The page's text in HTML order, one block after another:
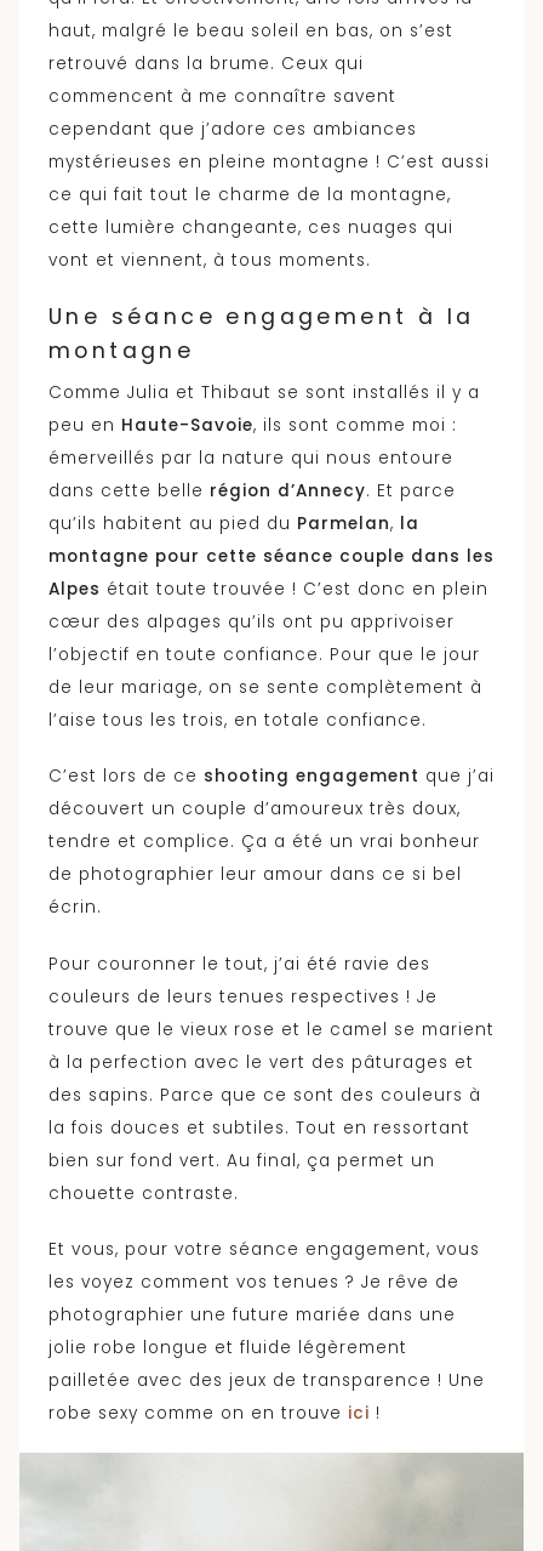
haut, malgré le beau soleil en bas, on s’est
retrouvé dans la brume. Ceux qui
commencent à me connaître savent
cependant que j’adore ces ambiances
mystérieuses en pleine montagne ! C’est aussi
ce qui fait tout le charme de la montagne,
cette lumière changeante, ces nuages qui
vont et viennent, à tous moments.
Une séance engagement à la
montagne
Comme Julia et Thibaut se sont installés il y a
peu en Haute-Savoie, ils sont comme moi :
émerveillés par la nature qui nous entoure
dans cette belle région d’Annecy. Et parce
qu’ils habitent au pied du Parmelan, la
montagne pour cette séance couple dans les
Alpes était toute trouvée ! C’est donc en plein
cœur des alpages qu’ils ont pu apprivoiser
l’objectif en toute confiance. Pour que le jour
de leur mariage, on se sente complètement à
l’aise tous les trois, en totale confiance.
C’est lors de ce shooting engagement que j’ai
découvert un couple d’amoureux très doux,
tendre et complice. Ça a été un vrai bonheur
de photographier leur amour dans ce si bel
écrin.
Pour couronner le tout, j’ai été ravie des
couleurs de leurs tenues respectives ! Je
trouve que le vieux rose et le camel se marient
à la perfection avec le vert des pâturages et
des sapins. Parce que ce sont des couleurs à
la fois douces et subtiles. Tout en ressortant
bien sur fond vert. Au final, ça permet un
chouette contraste.
Et vous, pour votre séance engagement, vous
les voyez comment vos tenues ? Je rêve de
photographier une future mariée dans une
jolie robe longue et fluide légèrement
pailletée avec des jeux de transparence ! Une
robe sexy comme on en trouve ici !